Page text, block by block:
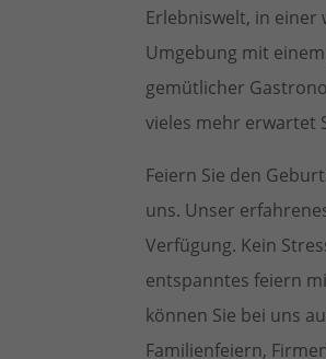
Erlebniswelt, in
Umgebung mit
gemütlicher
vieles mehr erwartet
Feiern Sie den
uns. Unser
Verfügung. Kein
entspanntes feiern
können Sie bei uns
Familienfeiern,